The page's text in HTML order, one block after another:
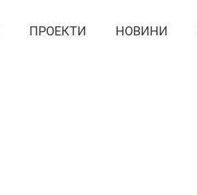
ПРОЕКТИ НОВИНИ